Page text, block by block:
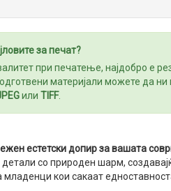
за печат?
при печатење, најдобро е
материјали можете да ни
или TIFF.
естетски допир за вашата
со природен шарм,
младенци кои сакаат